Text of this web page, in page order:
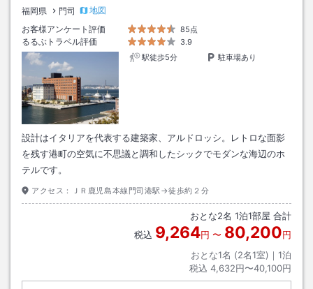
福岡県 門司
地図
お客様アンケート評価
85点
るるぶトラベル評価
3.9
駅徒歩5分
駐車場あり
設計はイタリアを代表する建築家、アルドロッシ。レトロな面影
を残す港町の空気に不思議と調和したシックでモダンな海辺のホ
テルです。
アクセス： ＪＲ鹿児島本線門司港駅→徒歩約２分
おとな2名 1泊1部屋 合計
税込 9,264円 〜 80,200円
おとな1名 (2名1室)｜ 1泊
税込 4,632円〜40,100円